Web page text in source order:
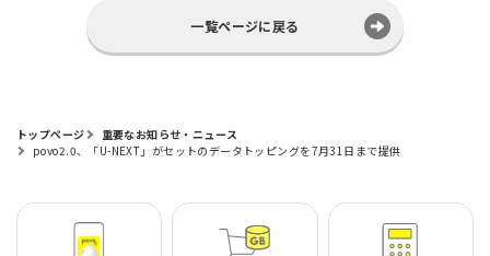
一覧ページに戻る
トップページ
重要なお知らせ・ニュース
povo2.0、「U-NEXT」がセットのデータトッピングを7月31日まで提供